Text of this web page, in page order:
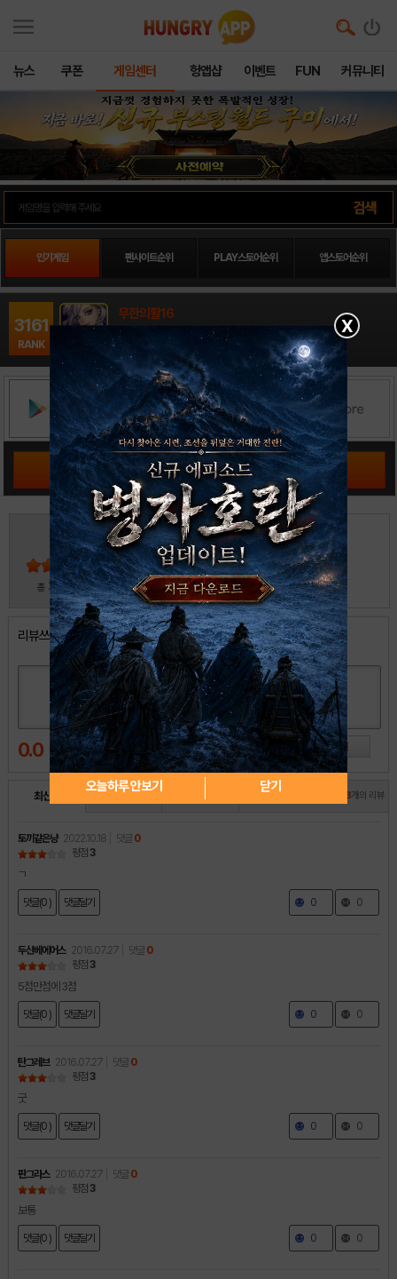
뉴스 쿠폰 게임센터 헝앱샵 이벤트 FUN 커뮤니티
인기게임 팬사이트순위 PLAY스토어순위 앱스토어순위
3161
RANK
무한의활16
액션 / 재미인터랙티브
공략 커뮤니티 바로가기
3
총 30 명 참여
5
4
3
2
1
리뷰쓰기
0.0
최신순 인기순 별점순 18개의 리뷰
토끼같은냥 2022.10.18 댓글 0
평점 3
ㄱ
댓글(0 ) 댓글달기 0 0
두산베에어스 2016.07.27 댓글 0
평점 3
5점만점에 3점
댓글(0 ) 댓글달기 0 0
탄그레브 2016.07.27 댓글 0
평점 3
굿
댓글(0 ) 댓글달기 0 0
판그라스 2016.07.27 댓글 0
평점 3
보통
댓글(0 ) 댓글달기 0 0
X
오늘하루 안보기 닫기